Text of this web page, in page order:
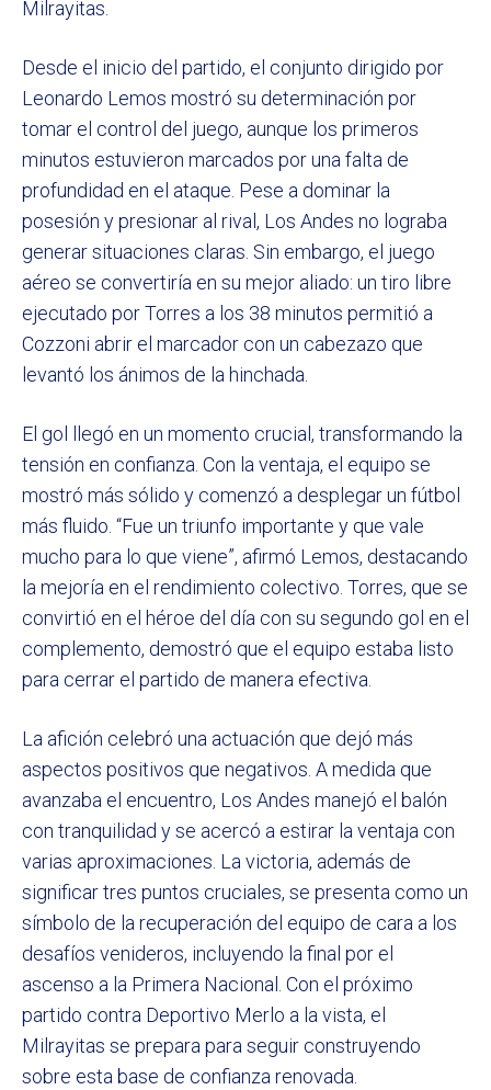
Milrayitas.
Desde el inicio del partido, el conjunto dirigido por
Leonardo Lemos mostró su determinación por
tomar el control del juego, aunque los primeros
minutos estuvieron marcados por una falta de
profundidad en el ataque. Pese a dominar la
posesión y presionar al rival, Los Andes no lograba
generar situaciones claras. Sin embargo, el juego
aéreo se convertiría en su mejor aliado: un tiro libre
ejecutado por Torres a los 38 minutos permitió a
Cozzoni abrir el marcador con un cabezazo que
levantó los ánimos de la hinchada.
El gol llegó en un momento crucial, transformando la
tensión en confianza. Con la ventaja, el equipo se
mostró más sólido y comenzó a desplegar un fútbol
más fluido. “Fue un triunfo importante y que vale
mucho para lo que viene”, afirmó Lemos, destacando
la mejoría en el rendimiento colectivo. Torres, que se
convirtió en el héroe del día con su segundo gol en el
complemento, demostró que el equipo estaba listo
para cerrar el partido de manera efectiva.
La afición celebró una actuación que dejó más
aspectos positivos que negativos. A medida que
avanzaba el encuentro, Los Andes manejó el balón
con tranquilidad y se acercó a estirar la ventaja con
varias aproximaciones. La victoria, además de
significar tres puntos cruciales, se presenta como un
símbolo de la recuperación del equipo de cara a los
desafíos venideros, incluyendo la final por el
ascenso a la Primera Nacional. Con el próximo
partido contra Deportivo Merlo a la vista, el
Milrayitas se prepara para seguir construyendo
sobre esta base de confianza renovada.